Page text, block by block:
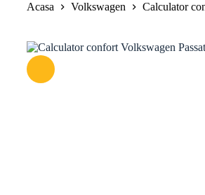
Acasa Volkswagen Calculator